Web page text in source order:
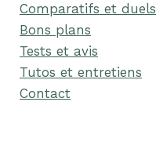
Comparatifs et duels
Bons plans
Tests et avis
Tutos et entretiens
Contact